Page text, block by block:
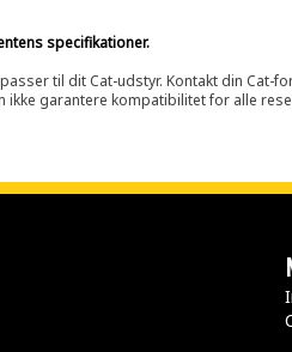
specifikationer.
til dit Cat-udstyr. Kontakt din Cat-
ikke garantere kompatibilitet for alle